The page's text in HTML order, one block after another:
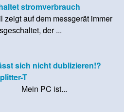
stromverbrauch
zeigt auf dem messgerät immer
der ...
sich nicht dublizieren!?
T
Mein PC ist...